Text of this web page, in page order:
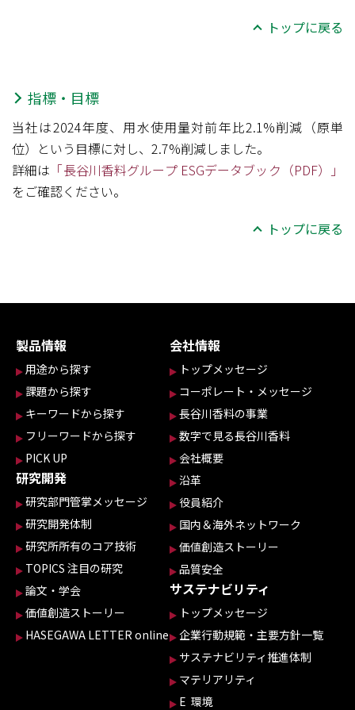
トップに戻る
指標・目標
当社は2024年度、用水使用量対前年比2.1%削減（原単
位）という目標に対し、2.7%削減しました。
詳細は 「長谷川香料グループ ESGデータブック（PDF）」
をご確認ください。
トップに戻る
製品情報
用途から探す
課題から探す
キーワードから探す
フリーワードから探す
PICK UP
研究開発
研究部門管掌メッセージ
研究開発体制
研究所所有のコア技術
TOPICS 注目の研究
論文・学会
価値創造ストーリー
HASEGAWA LETTER online
会社情報
トップメッセージ
コーポレート・メッセージ
長谷川香料の事業
数字で見る長谷川香料
会社概要
沿革
役員紹介
国内＆海外ネットワーク
価値創造ストーリー
品質安全
サステナビリティ
トップメッセージ
企業行動規範・主要方針一覧
サステナビリティ推進体制
マテリアリティ
E 環境